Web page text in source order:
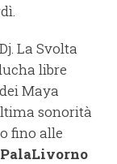
La Svolta
libre
Maya
sonorità
fino alle